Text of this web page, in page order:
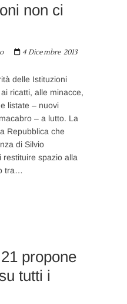
non ci
4 Dicembre 2013
delle Istituzioni
ricatti, alle minacce,
listate – nuovi
– a lutto. La
Repubblica che
di Silvio
restituire spazio alla
tra…
propone
tutti i